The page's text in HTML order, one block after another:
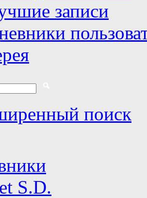
записи
поиск
S.D.